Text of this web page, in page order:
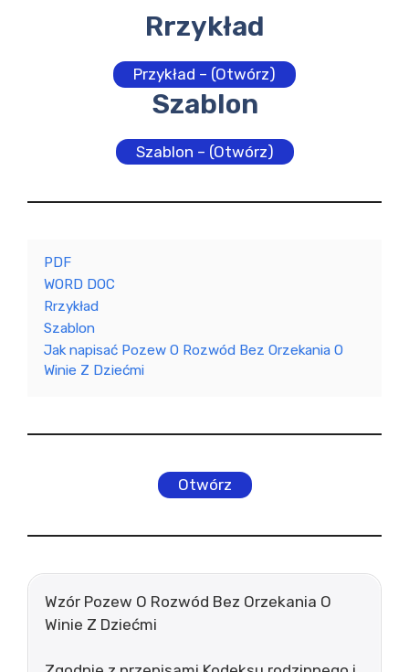
Rrzykład
Przykład – (Otwórz)
Szablon
Szablon – (Otwórz)
PDF
WORD DOC
Rrzykład
Szablon
Jak napisać Pozew O Rozwód Bez Orzekania O
Winie Z Dziećmi
Otwórz
Wzór Pozew O Rozwód Bez Orzekania O
Winie Z Dziećmi